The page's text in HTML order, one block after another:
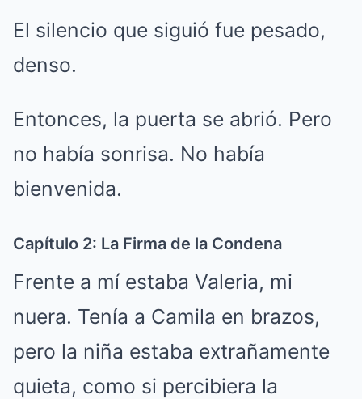
El silencio que siguió fue pesado,
denso.
Entonces, la puerta se abrió. Pero
no había sonrisa. No había
bienvenida.
Capítulo 2: La Firma de la Condena
Frente a mí estaba Valeria, mi
nuera. Tenía a Camila en brazos,
pero la niña estaba extrañamente
quieta, como si percibiera la